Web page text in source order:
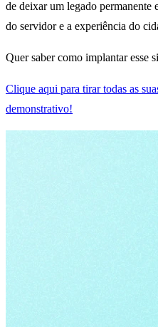
de deixar um legado
do servidor e a experiência do
Quer saber como implantar esse
Clique aqui para tirar todas as
demonstrativo!